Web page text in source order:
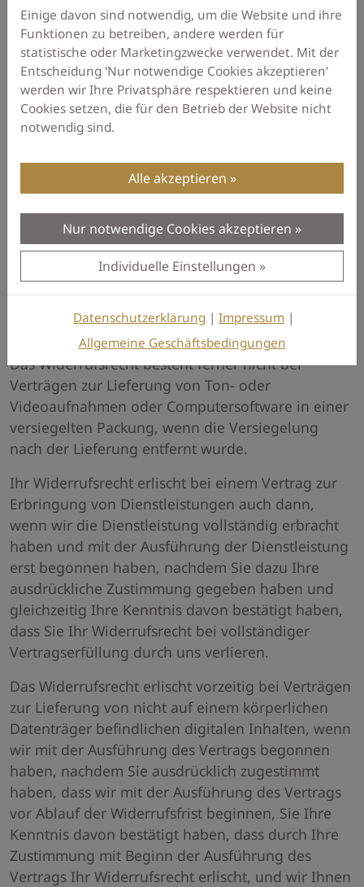
zu dem Sie uns von der Ausübung des
Widerrufsrechts hinsichtlich dieses Vertrags
unterrichten, bereits erbrachten Dienstleistungen
im Vergleich zum Gesamtumfang der im Vertrag
vorgesehenen Dienstleistungen entspricht.
3. Ausschluss bzw. vorzeitiges
Erlöschen des Widerrufsrechts
Lieferung von Waren, die nicht vorgefertigt sind
und für deren Herstellung eine individuelle
Auswahl oder Bestimmung durch den Verbraucher
maßgeblich ist oder die eindeutig auf die
persönlichen Bedürfnisse des Verbrauchers
zugeschnitten sind.
Das Widerrufsrecht besteht ferner nicht bei
Verträgen zur Lieferung von Ton- oder
Videoaufnahmen oder Computersoftware in einer
versiegelten Packung, wenn die Versiegelung
nach der Lieferung entfernt wurde.
Ihr Widerrufsrecht erlischt bei einem Vertrag zur
Erbringung von Dienstleistungen auch dann,
wenn wir die Dienstleistung vollständig erbracht
haben und mit der Ausführung der Dienstleistung
erst begonnen haben, nachdem Sie dazu Ihre
ausdrückliche Zustimmung gegeben haben und
gleichzeitig Ihre Kenntnis davon bestätigt haben,
dass Sie Ihr Widerrufsrecht bei vollständiger
Vertragserfüllung durch uns verlieren.
Das Widerrufsrecht erlischt vorzeitig bei Verträgen
zur Lieferung von nicht auf einem körperlichen
Datenträger befindlichen digitalen Inhalten, wenn
wir mit der Ausführung des Vertrags begonnen
haben, nachdem Sie ausdrücklich zugestimmt
haben, dass wir mit der Ausführung des Vertrags
vor Ablauf der Widerrufsfrist beginnen, Sie Ihre
Kenntnis davon bestätigt haben, dass durch Ihre
Zustimmung mit Beginn der Ausführung des
Vertrags Ihr Widerrufsrecht erlischt, und wir Ihnen
Einige davon sind notwendig, um die Website und ihre
Funktionen zu betreiben, andere werden für
statistische oder Marketingzwecke verwendet. Mit der
Entscheidung 'Nur notwendige Cookies akzeptieren'
werden wir Ihre Privatsphäre respektieren und keine
Cookies setzen, die für den Betrieb der Website nicht
notwendig sind.
Alle akzeptieren
Nur notwendige Cookies akzeptieren
Individuelle Einstellungen
Datenschutzerklärung | Impressum |
Allgemeine Geschäftsbedingungen